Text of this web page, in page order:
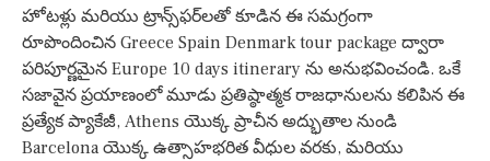
హోటళ్లు మరియు ట్రాన్స్‌ఫర్‌లతో కూడిన ఈ సమగ్రంగా
రూపొందించిన Greece Spain Denmark tour package ద్వారా
పరిపూర్ణమైన Europe 10 days itinerary ను అనుభవించండి. ఒకే
సజావైన ప్రయాణంలో మూడు ప్రతిష్ఠాత్మక రాజధానులను కలిపిన ఈ
ప్రత్యేక ప్యాకేజీ, Athens యొక్క ప్రాచీన అద్భుతాల నుండి
Barcelona యొక్క ఉత్సాహభరిత వీధుల వరకు, మరియు